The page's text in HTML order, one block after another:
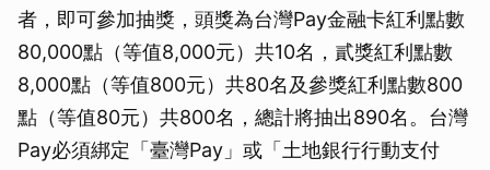
者，即可參加抽獎，頭獎為台灣Pay金融卡紅利點數
80,000點（等值8,000元）共10名，貳獎紅利點數
8,000點（等值800元）共80名及參獎紅利點數800
點（等值80元）共800名，總計將抽出890名。台灣
Pay必須綁定「臺灣Pay」或「土地銀行行動支付